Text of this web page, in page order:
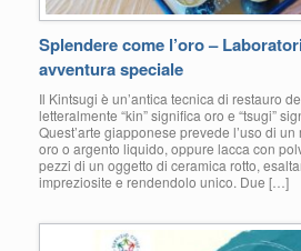
Splendere come l’oro –
avventura speciale
Il Kintsugi è un’antica tecnica di restauro
letteralmente “kin” significa oro e “tsugi”
Quest’arte giapponese prevede l’uso di
oro o argento liquido, oppure lacca con
pezzi di un oggetto di ceramica rotto,
impreziosite e rendendolo unico. Due […]